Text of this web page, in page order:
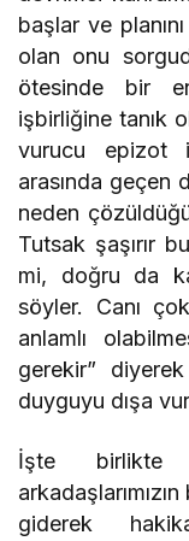
başlar ve
olan onu
ötesinde bir
işbirliğine tanık
vurucu epizot
arasında geçen
neden
Tutsak şaşırır
mi, doğru da
söyler. Canı
anlamlı
gerekir”
duyguyu dışa
İşte birlikte
giderek